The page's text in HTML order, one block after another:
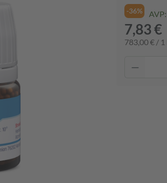
-36% AVP:
7,83 €
783,00 € / 1